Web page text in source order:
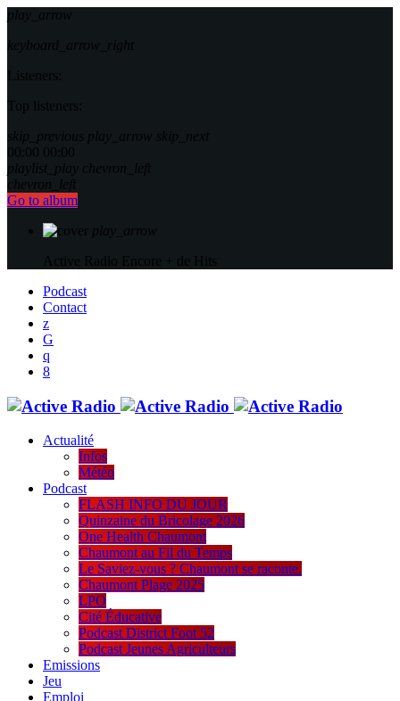
play_arrow
keyboard_arrow_right
Listeners:
Top listeners:
skip_previous play_arrow skip_next
00:00 00:00
playlist_play chevron_left
chevron_left
Go to album
play_arrow
Active Radio Encore + de Hits
Podcast
Contact
Actualité
Infos
Météo
Podcast
FLASH INFO DU JOUR
Quinzaine du Bricolage 2026
One Health Chaumont
Chaumont au Fil du Temps
Le Saviez-vous ? Chaumont se raconte.
Chaumont Plage 2025
LPO
Cité Éducative
Podcast District Foot 52
Podcast Jeunes Agriculteurs
Emissions
Jeu
Emploi